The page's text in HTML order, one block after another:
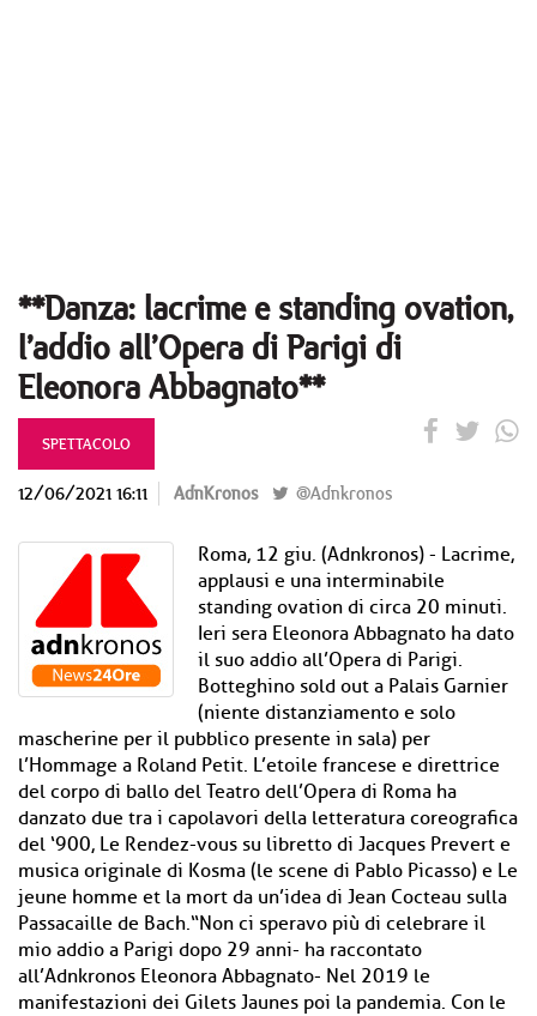
**Danza: lacrime e standing ovation,
l’addio all’Opera di Parigi di
Eleonora Abbagnato**
SPETTACOLO
12/06/2021 16:11 AdnKronos @Adnkronos
Roma, 12 giu. (Adnkronos) - Lacrime,
applausi e una interminabile
standing ovation di circa 20 minuti.
Ieri sera Eleonora Abbagnato ha dato
il suo addio all’Opera di Parigi.
Botteghino sold out a Palais Garnier
(niente distanziamento e solo
mascherine per il pubblico presente in sala) per
l’Hommage a Roland Petit. L’etoile francese e direttrice
del corpo di ballo del Teatro dell’Opera di Roma ha
danzato due tra i capolavori della letteratura coreografica
del ‘900, Le Rendez-vous su libretto di Jacques Prevert e
musica originale di Kosma (le scene di Pablo Picasso) e Le
jeune homme et la mort da un’idea di Jean Cocteau sulla
Passacaille de Bach.“Non ci speravo più di celebrare il
mio addio a Parigi dopo 29 anni- ha raccontato
all’Adnkronos Eleonora Abbagnato- Nel 2019 le
manifestazioni dei Gilets Jaunes poi la pandemia. Con le